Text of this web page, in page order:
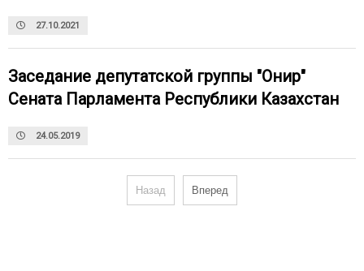
27.10.2021
Заседание депутатской группы "Онир"
Сената Парламента Республики Казахстан
24.05.2019
Назад Вперед